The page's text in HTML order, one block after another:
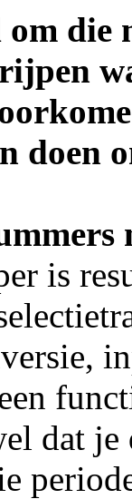
die
is
dat je